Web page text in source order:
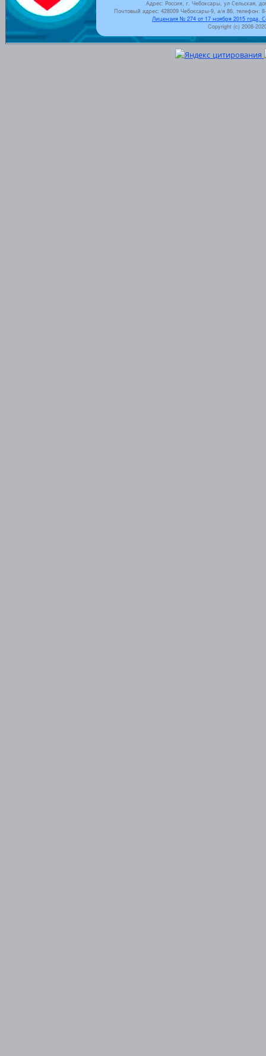
Адрес: Россия, г. Чебоксары, ул Сельская,
Почтовый адрес: 428009 Чебоксары-9, а/я 86, телефон:
Лицензия № 274 от 17 ноября 2015 года,
Copyright (c) 2008-